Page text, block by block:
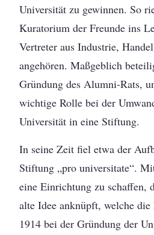
Universität zu gewinnen. So
Kuratorium der Freunde ins
Vertreter aus Industrie,
angehören. Maßgeblich
Gründung des Alumni-Rats,
wichtige Rolle bei der
Universität in eine Stiftung.
In seine Zeit fiel etwa der
Stiftung „pro universitate“.
eine Einrichtung zu schaffen,
alte Idee anknüpft, welche
1914 bei der Gründung der